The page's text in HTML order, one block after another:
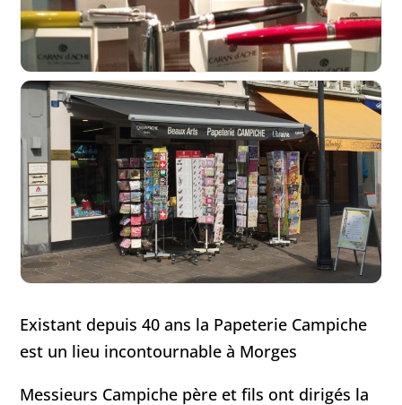
Existant depuis 40 ans la Papeterie Campiche
est un lieu incontournable à Morges
Messieurs Campiche père et fils ont dirigés la